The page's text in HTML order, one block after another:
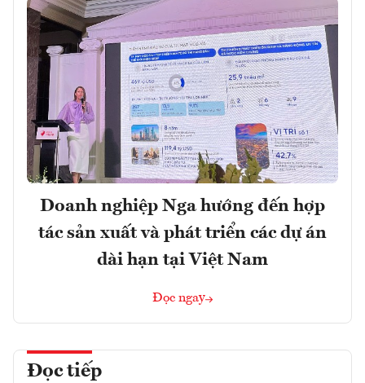
Doanh nghiệp Nga hướng đến hợp
tác sản xuất và phát triển các dự án
dài hạn tại Việt Nam
Đọc ngay
Đọc tiếp